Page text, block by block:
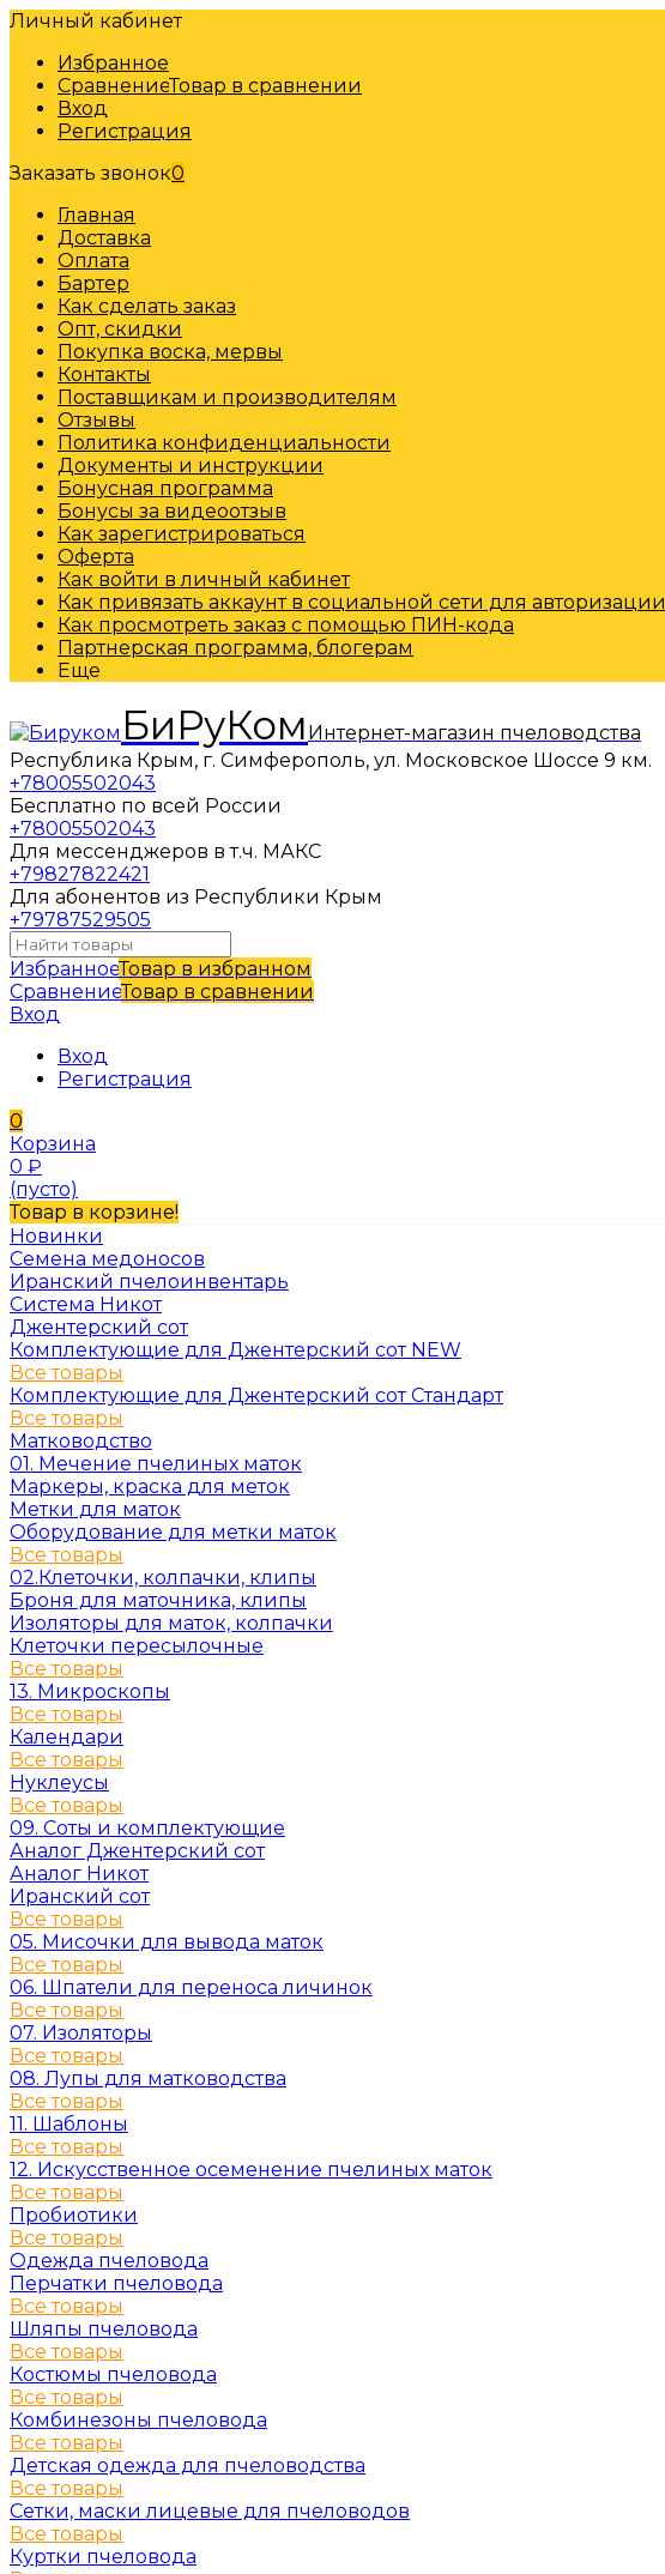
Личный кабинет
Избранное
СравнениеТовар в сравнении
Вход
Регистрация
Заказать звонок0
Главная
Доставка
Оплата
Бартер
Как сделать заказ
Опт, скидки
Покупка воска, мервы
Контакты
Поставщикам и производителям
Отзывы
Политика конфиденциальности
Документы и инструкции
Бонусная программа
Бонусы за видеоотзыв
Как зарегистрироваться
Оферта
Как войти в личный кабинет
Как привязать аккаунт в социальной сети для авторизации
Как просмотреть заказ с помощью ПИН-кода
Партнерская программа, блогерам
Еще
БиРуКом Интернет-магазин пчеловодства
Республика Крым, г. Симферополь, ул. Московское Шоссе 9 км.
+78005502043
Бесплатно по всей России
+78005502043
Для мессенджеров в т.ч. МАКС
+79827822421
Для абонентов из Республики Крым
+79787529505
ИзбранноеТовар в избранном
СравнениеТовар в сравнении
Вход
Вход
Регистрация
0
Корзина
0 ₽
(пусто)
Товар в корзине!
Новинки
Семена медоносов
Иранский пчелоинвентарь
Система Никот
Джентерский сот
Комплектующие для Джентерский сот NEW
Все товары
Комплектующие для Джентерский сот Стандарт
Все товары
Матководство
01. Мечение пчелиных маток
Маркеры, краска для меток
Метки для маток
Оборудование для метки маток
Все товары
02.Клеточки, колпачки, клипы
Броня для маточника, клипы
Изоляторы для маток, колпачки
Клеточки пересылочные
Все товары
13. Микроскопы
Все товары
Календари
Все товары
Нуклеусы
Все товары
09. Соты и комплектующие
Аналог Джентерский сот
Аналог Никот
Иранский сот
Все товары
05. Мисочки для вывода маток
Все товары
06. Шпатели для переноса личинок
Все товары
07. Изоляторы
Все товары
08. Лупы для матководства
Все товары
11. Шаблоны
Все товары
12. Искусственное осеменение пчелиных маток
Все товары
Пробиотики
Все товары
Одежда пчеловода
Перчатки пчеловода
Все товары
Шляпы пчеловода
Все товары
Костюмы пчеловода
Все товары
Комбинезоны пчеловода
Все товары
Детская одежда для пчеловодства
Все товары
Сетки, маски лицевые для пчеловодов
Все товары
Куртки пчеловода